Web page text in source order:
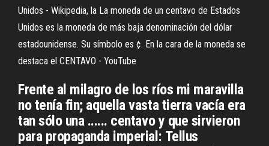
Unidos - Wikipedia, la La moneda de un centavo de Estados
Unidos es la moneda de más baja denominación del dólar
estadounidense. Su símbolo es ¢. En la cara de la moneda se
destaca el CENTAVO - YouTube
Frente al milagro de los ríos mi maravilla
no tenía fin; aquella vasta tierra vacía era
tan sólo una ...... centavo y que sirvieron
para propaganda imperial: Tellus